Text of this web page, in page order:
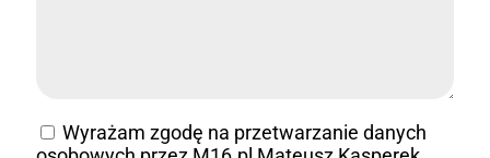
Wyrażam zgodę na przetwarzanie danych